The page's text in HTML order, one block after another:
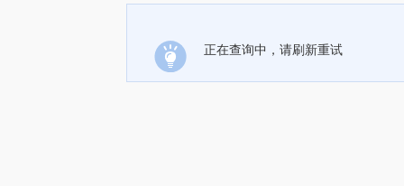
正在查询中，请刷新重试